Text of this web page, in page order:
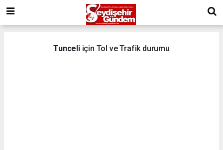
Tunceli için Tol ve Trafik durumu